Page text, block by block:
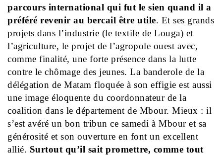
parcours international qui fut le sien quand il a
préféré revenir au bercail être utile. Et ses grands
projets dans l’industrie (le textile de Louga) et
l’agriculture, le projet de l’agropole ouest avec,
comme finalité, une forte présence dans la lutte
contre le chômage des jeunes. La banderole de la
délégation de Matam floquée à son effigie est aussi
une image éloquente du coordonnateur de la
coalition dans le département de Mbour. Mieux : il
s’est avéré un bon tribun ce samedi à Mbour et sa
générosité et son ouverture en font un excellent
allié. Surtout qu’il sait promettre, comme tout